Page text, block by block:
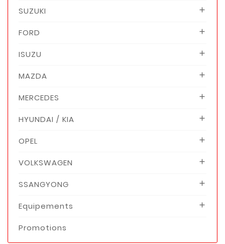
SUZUKI 
FORD 
ISUZU 
MAZDA 
MERCEDES 
HYUNDAI / KIA 
OPEL 
VOLKSWAGEN 
SSANGYONG 
Equipements 
Promotions